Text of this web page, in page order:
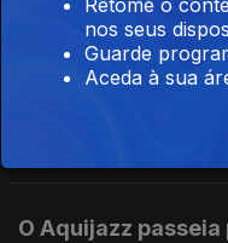
A nóvel Christian
primeiro disco
O Aquijazz
Retome o
nos seus
Guarde
Aceda à sua